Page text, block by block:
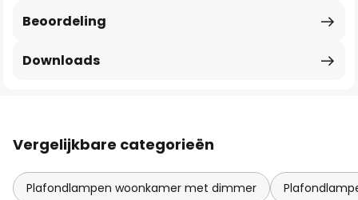
Beoordeling
Downloads
Vergelijkbare categorieën
Plafondlampen woonkamer met dimmer